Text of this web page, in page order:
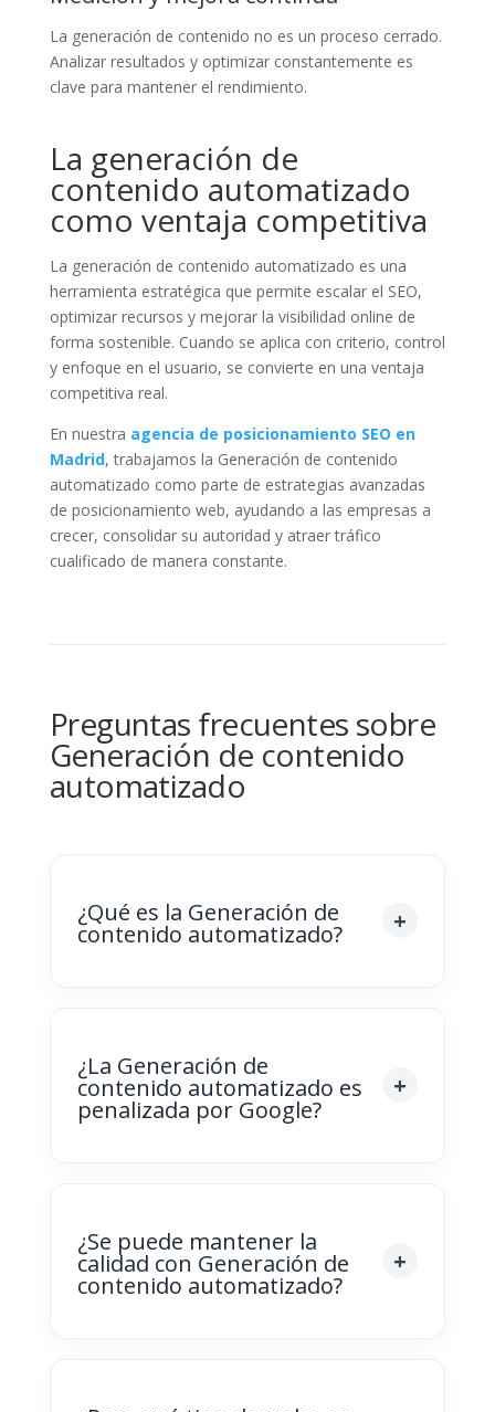
La generación de contenido no es un proceso cerrado.
Analizar resultados y optimizar constantemente es
clave para mantener el rendimiento.
La generación de
contenido automatizado
como ventaja competitiva
La generación de contenido automatizado es una
herramienta estratégica que permite escalar el SEO,
optimizar recursos y mejorar la visibilidad online de
forma sostenible. Cuando se aplica con criterio, control
y enfoque en el usuario, se convierte en una ventaja
competitiva real.
En nuestra agencia de posicionamiento SEO en
Madrid, trabajamos la Generación de contenido
automatizado como parte de estrategias avanzadas
de posicionamiento web, ayudando a las empresas a
crecer, consolidar su autoridad y atraer tráfico
cualificado de manera constante.
Preguntas frecuentes sobre
Generación de contenido
automatizado
¿Qué es la Generación de
contenido automatizado?
¿La Generación de
contenido automatizado es
penalizada por Google?
¿Se puede mantener la
calidad con Generación de
contenido automatizado?